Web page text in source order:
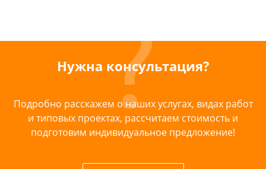
Нужна консультация?
Подробно расскажем о наших услугах, видах работ
и типовых проектах, рассчитаем стоимость и
подготовим индивидуальное предложение!